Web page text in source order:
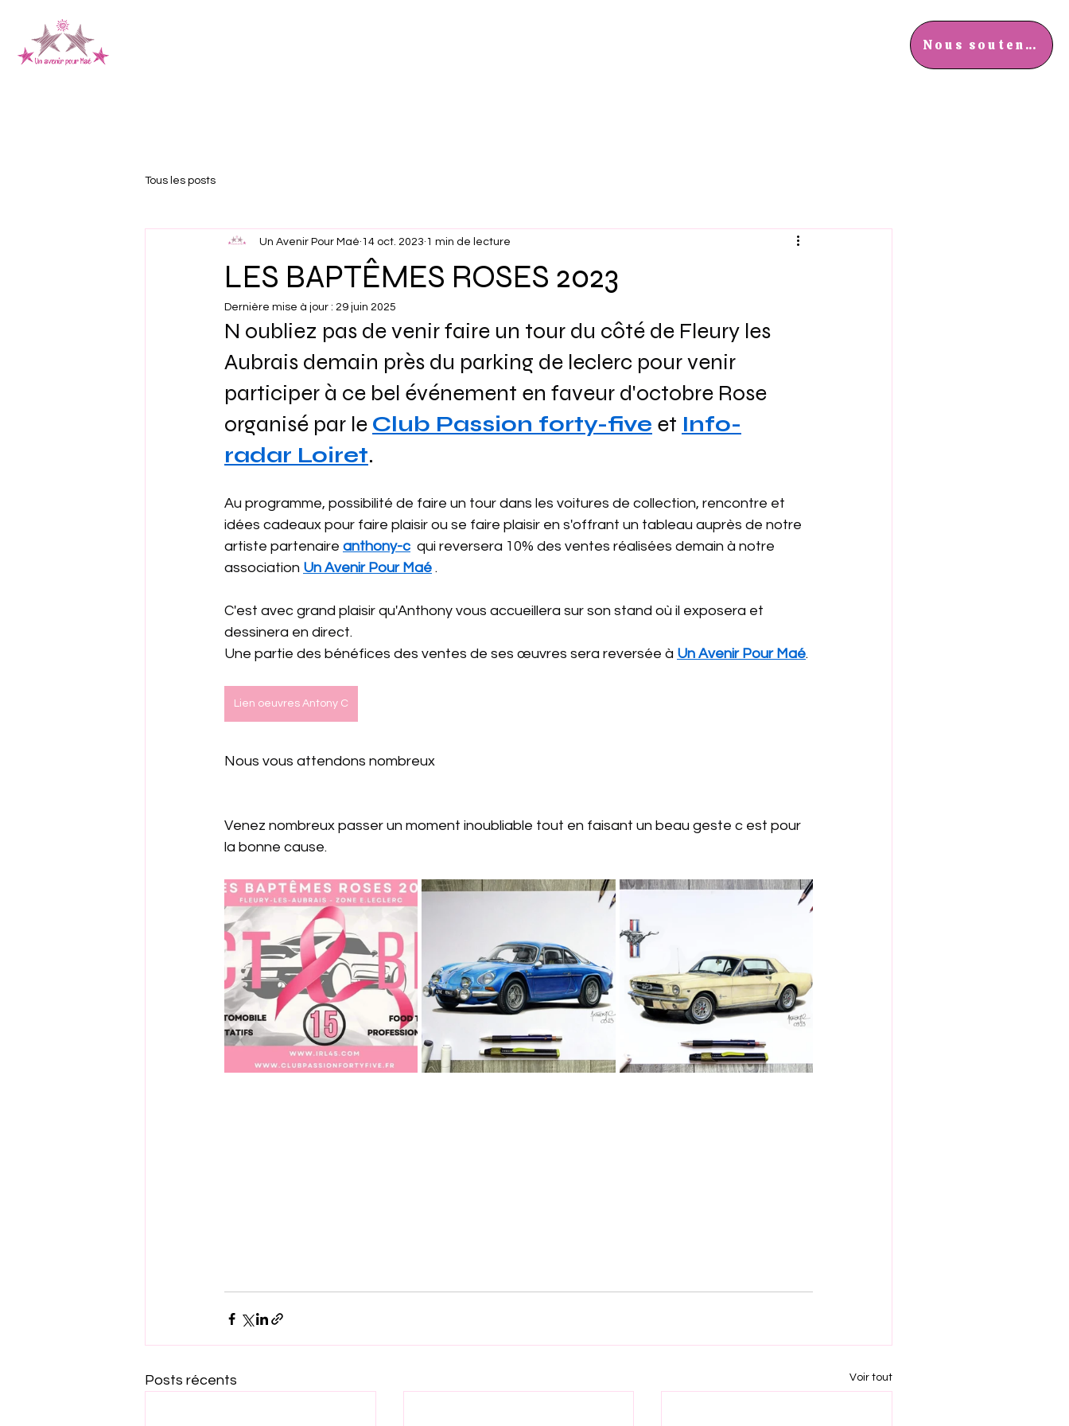
Nous soutenir
Tous les posts
LES BAPTÊMES ROSES 2023
Un Avenir Pour Maé 14 oct. 2023 1 min de lecture
Dernière mise à jour : 29 juin 2025
N oubliez pas de venir faire un tour du côté de Fleury les
Aubrais demain près du parking de leclerc pour venir
participer à ce bel événement en faveur d'octobre Rose
organisé par le Club Passion forty-five et Info-
radar Loiret.
Au programme, possibilité de faire un tour dans les voitures de collection, rencontre et
idées cadeaux pour faire plaisir ou se faire plaisir en s'offrant un tableau auprès de notre
artiste partenaire anthony-c qui reversera 10% des ventes réalisées demain à notre
association Un Avenir Pour Maé .
C'est avec grand plaisir qu'Anthony vous accueillera sur son stand où il exposera et
dessinera en direct.
Une partie des bénéfices des ventes de ses œuvres sera reversée à Un Avenir Pour Maé.
Lien oeuvres Antony C
Nous vous attendons nombreux
Venez nombreux passer un moment inoubliable tout en faisant un beau geste c est pour
la bonne cause.
Posts récents Voir tout